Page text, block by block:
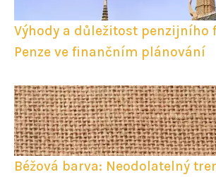
Výhody a důležitost penzijního
Penze ve finančním plánování
Béžová barva: Neodolatelný